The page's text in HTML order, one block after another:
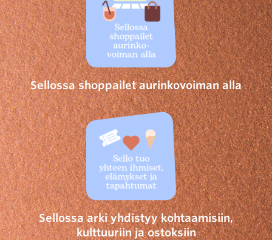
Sellossa shoppailet aurinkovoiman alla
Sellossa arki yhdistyy kohtaamisiin,
kulttuuriin ja ostoksiin